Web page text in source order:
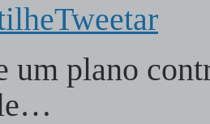
Tweetar
um plano